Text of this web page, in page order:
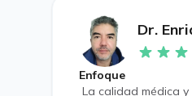
Dr.
Enfoque
La calidad médica y